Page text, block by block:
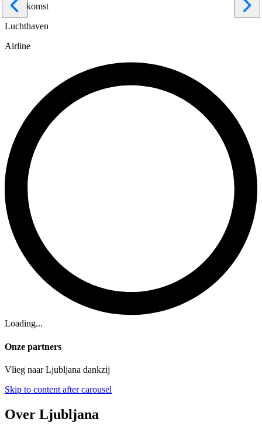
Terugkomst
Luchthaven
Airline
Loading...
Onze partners
Vlieg naar Ljubljana dankzij
Skip to content after carousel
Over Ljubljana